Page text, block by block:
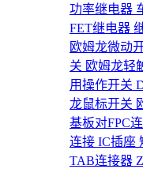
功率继电器
FET继电器
欧姆龙微动
关 欧姆龙轻
用操作开关
龙鼠标开关
基板对FPC
连接 IC插座
TAB连接器